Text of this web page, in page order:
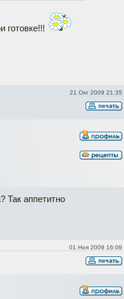
готовке!!!
21 Окт 2009 21:35
Так аппетитно
01 Ноя 2009 16:09